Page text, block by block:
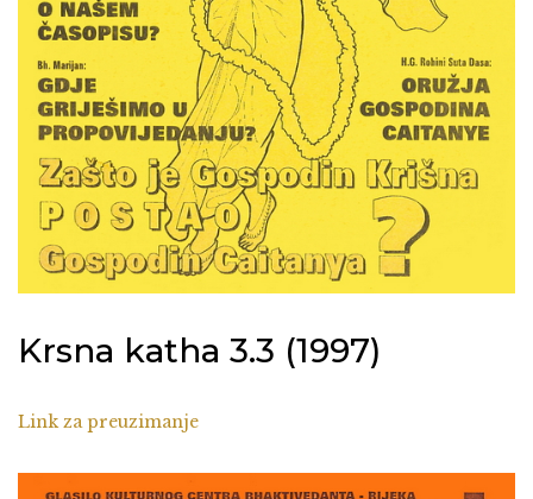
Krsna katha 3.3 (1997)
Link za preuzimanje